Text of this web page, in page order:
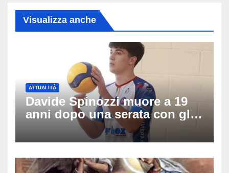
Visualizza anche
ATTUALITÀ
Davide Spinozzi muore a 19
anni dopo una serata con gli
amici: il mistero dello
schianto senza frenata